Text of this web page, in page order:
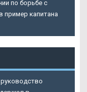
по борьбе с
пример капитана